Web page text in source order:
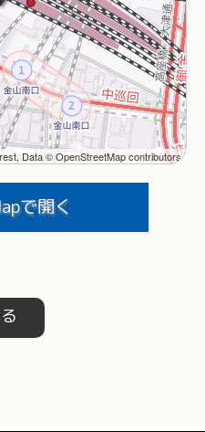
, Data ©OpenStreetMap contributors
で開く